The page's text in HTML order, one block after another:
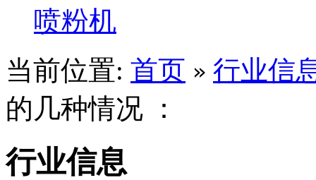
喷粉机
当前位置: 首页 » 行业信
的几种情况 ：
行业信息